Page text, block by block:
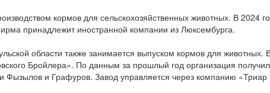
кормов для сельскохозяйственных животных. В 2024
принадлежит иностранной компании из Люксембурга.
области также занимается выпуском кормов для животных.
Бройлера». По данным за прошлый год организация
Фызылов и Графуров. Завод управляется через компанию «Триар